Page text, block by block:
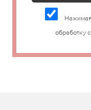
обработку